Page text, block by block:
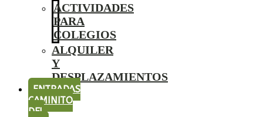
ACTIVIDADES
PARA
COLEGIOS
ALQUILER
Y
DESPLAZAMIENTOS
ENTRADAS
CAMINITO
DEL